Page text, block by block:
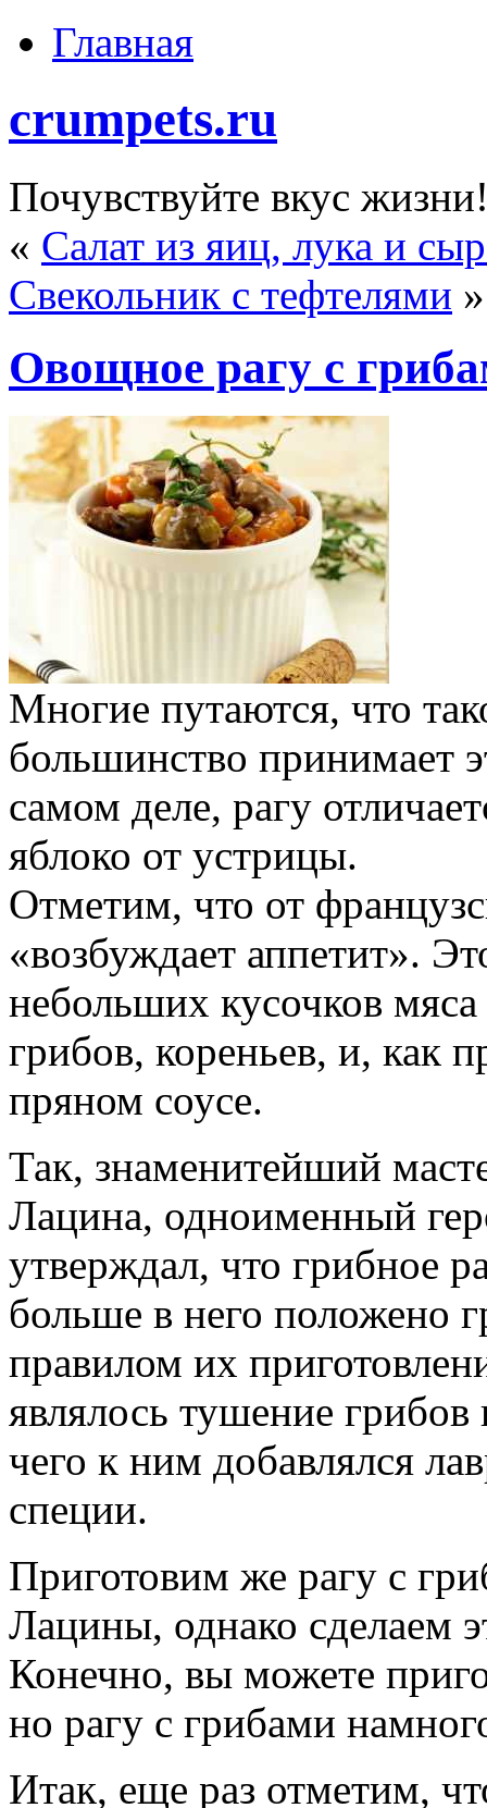
Главная
crumpets.ru
Почувствуйте вкус
« Салат из яиц, лука и
Свекольник с тефтелями »
Овощное рагу с
Многие путаются, что
большинство принимает
самом деле, рагу
яблоко от устрицы.
Отметим, что от
«возбуждает аппетит».
небольших кусочков
грибов, кореньев, и, как
пряном соусе.
Так, знаменитейший
Лацина, одноименный
утверждал, что грибное
больше в него положено
правилом их
являлось тушение
чего к ним добавлялся
специи.
Приготовим же рагу с
Лацины, однако сделаем
Конечно, вы можете
но рагу с грибами
Итак, еще раз отметим,